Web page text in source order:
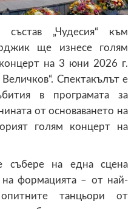
състав „Чудесия“ към
ще изнесе голям
на 3 юни 2026 г.
Спектакълът е
в програмата за
от основаването на
голям концерт на
събере на една сцена
на формацията – от най-
танцьори от